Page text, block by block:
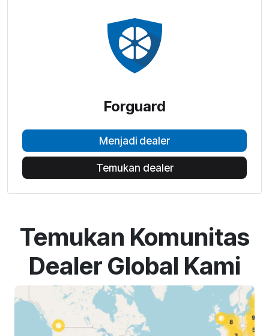
Forguard
Menjadi dealer
Temukan dealer
Temukan Komunitas
Dealer Global Kami